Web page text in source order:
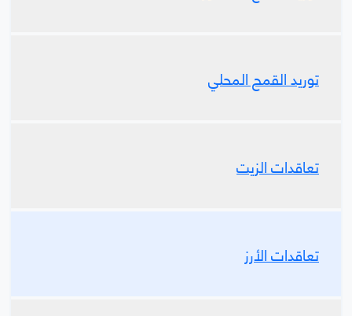
توريد القمح المحلي
تعاقدات الزيت
تعاقدات الأرز